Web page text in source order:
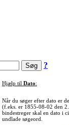
?
Hjælp til Dato:
Når du søger efter dato er
(f.eks. er 1855-08-02 den
bindestreger skal en dato i
undlade søgeord.